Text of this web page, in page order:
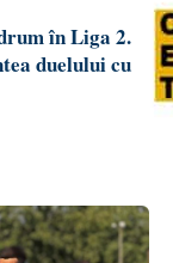
în Liga 2.
duelului cu